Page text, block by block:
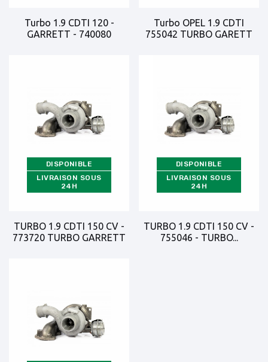
Turbo 1.9 CDTI 120 -
GARRETT - 740080
Turbo OPEL 1.9 CDTI
755042 TURBO GARETT
DISPONIBLE
LIVRAISON SOUS
24H
TURBO 1.9 CDTI 150 CV -
773720 TURBO GARRETT
DISPONIBLE
LIVRAISON SOUS
24H
TURBO 1.9 CDTI 150 CV -
755046 - TURBO...